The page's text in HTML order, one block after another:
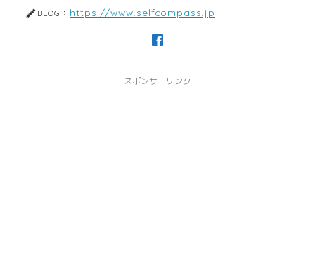
BLOG： https://www.selfcompass.jp
スポンサーリンク